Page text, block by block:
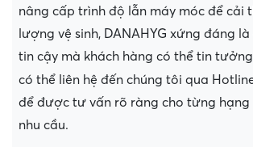
nâng cấp trình độ lẫn máy móc để cải
lượng vệ sinh, DANAHYG xứng đáng
tin cậy mà khách hàng có thể tin
có thể liên hệ đến chúng tôi qua
để được tư vấn rõ ràng cho từng hạng
nhu cầu.